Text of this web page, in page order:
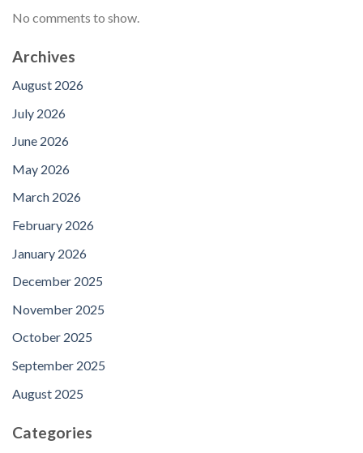
No comments to show.
Archives
August 2026
July 2026
June 2026
May 2026
March 2026
February 2026
January 2026
December 2025
November 2025
October 2025
September 2025
August 2025
Categories